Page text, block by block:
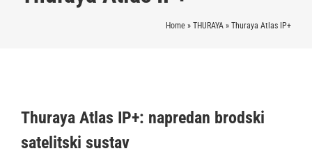
Thuraya SATSLEEVE+
Home »THURAYA »Thuraya Atlas IP+
Thuraya Atlas IP+: napredan brodski
satelitski sustav